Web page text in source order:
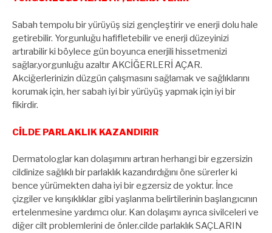
Sabah tempolu bir yürüyüş sizi gençleştirir ve enerji dolu hale
getirebilir. Yorgunluğu hafifletebilir ve enerji düzeyinizi
artırabilir ki böylece gün boyunca enerjili hissetmenizi
sağlar.yorgunluğu azaltır AKCİĞERLERİ AÇAR.
Akciğerlerinizin düzgün çalışmasını sağlamak ve sağlıklarını
korumak için, her sabah iyi bir yürüyüş yapmak için iyi bir
fikirdir.
CİLDE PARLAKLIK KAZANDIRIR
Dermatologlar kan dolaşımını artıran herhangi bir egzersizin
cildinize sağlıklı bir parlaklık kazandırdığını öne sürerler ki
bence yürümekten daha iyi bir egzersiz de yoktur. İnce
çizgiler ve kırışıklıklar gibi yaşlanma belirtilerinin başlangıcının
ertelenmesine yardımcı olur. Kan dolaşımı ayrıca sivilceleri ve
diğer cilt problemlerini de önler.cilde parlaklık SAÇLARIN